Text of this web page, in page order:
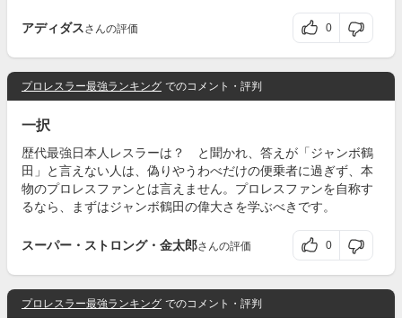
アディダスさんの評価 0
プロレスラー最強ランキング でのコメント・評判
一択
歴代最強日本人レスラーは？ と聞かれ、答えが「ジャンボ鶴
田」と言えない人は、偽りやうわべだけの便乗者に過ぎず、本
物のプロレスファンとは言えません。プロレスファンを自称す
るなら、まずはジャンボ鶴田の偉大さを学ぶべきです。
スーパー・ストロング・金太郎さんの評価 0
プロレスラー最強ランキング でのコメント・評判